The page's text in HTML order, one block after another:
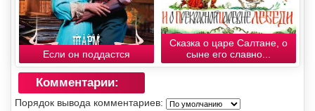
Если он поддастся
Сказка о царе Салтане, о
сыне его славно...
Комментарии:
Порядок вывода комментариев: